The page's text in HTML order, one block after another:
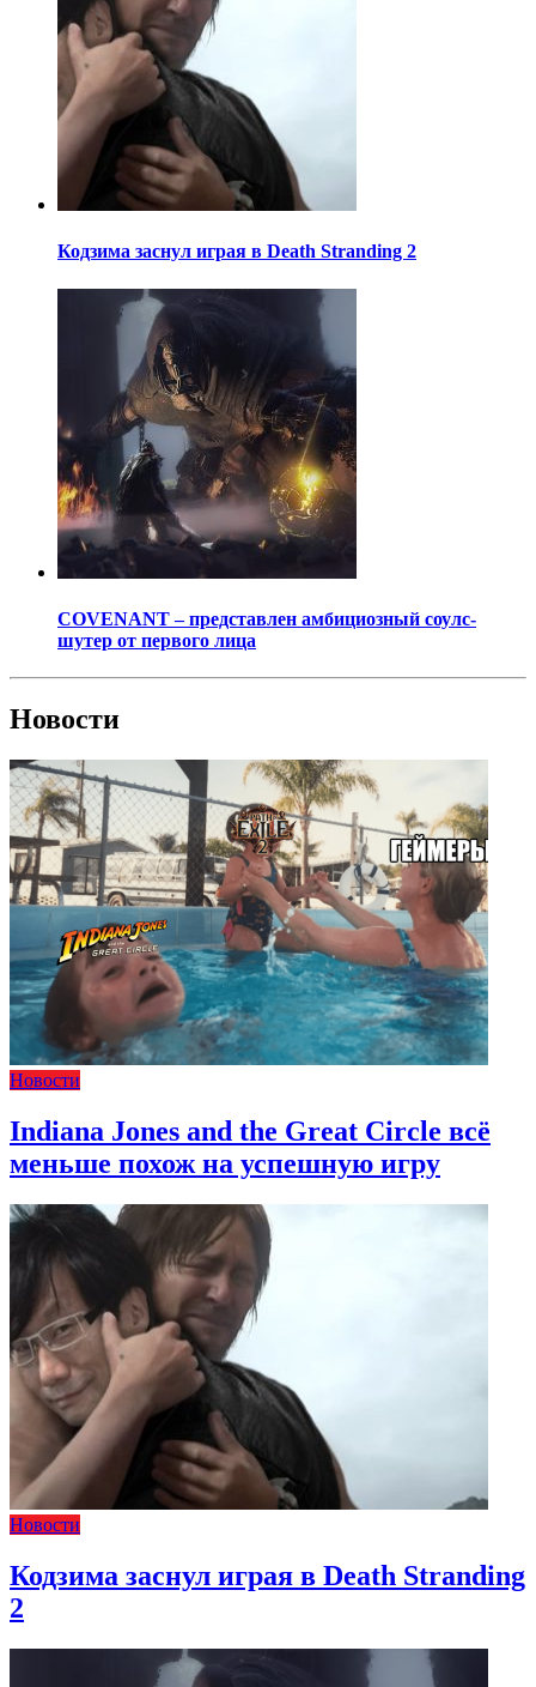
Кодзима заснул играя в Death Stranding 2
COVENANT – представлен амбициозный соулс-
шутер от первого лица
Новости
Новости
Indiana Jones and the Great Circle всё
меньше похож на успешную игру
Новости
Кодзима заснул играя в Death Stranding
2